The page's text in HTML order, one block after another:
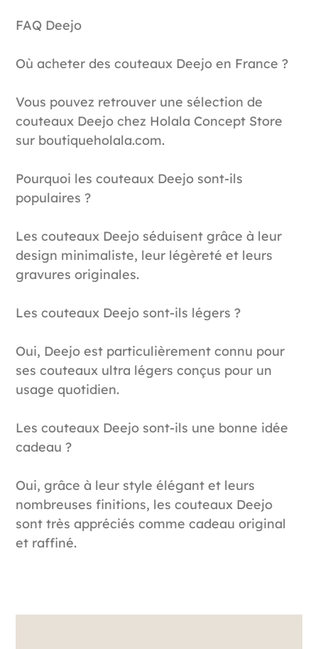
FAQ Deejo
Où acheter des couteaux Deejo en France ?
Vous pouvez retrouver une sélection de
couteaux Deejo chez Holala Concept Store
sur boutiqueholala.com.
Pourquoi les couteaux Deejo sont-ils
populaires ?
Les couteaux Deejo séduisent grâce à leur
design minimaliste, leur légèreté et leurs
gravures originales.
Les couteaux Deejo sont-ils légers ?
Oui, Deejo est particulièrement connu pour
ses couteaux ultra légers conçus pour un
usage quotidien.
Les couteaux Deejo sont-ils une bonne idée
cadeau ?
Oui, grâce à leur style élégant et leurs
nombreuses finitions, les couteaux Deejo
sont très appréciés comme cadeau original
et raffiné.